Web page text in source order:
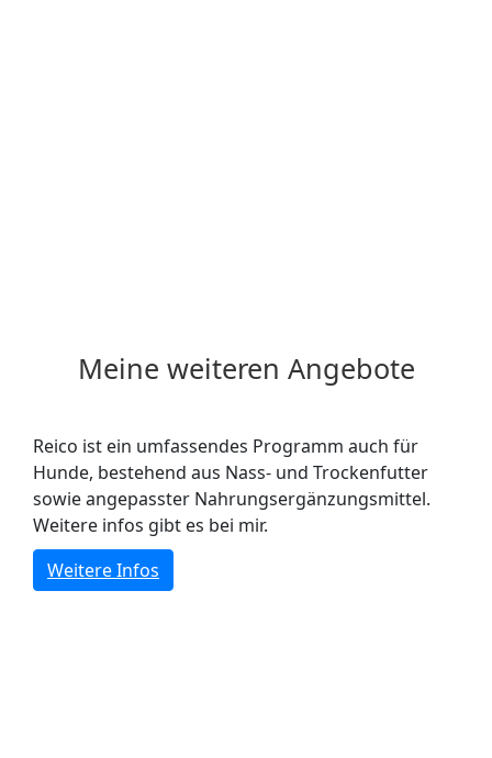
Meine weiteren Angebote
Reico ist ein umfassendes Programm auch für
Hunde, bestehend aus Nass- und Trockenfutter
sowie angepasster Nahrungsergänzungsmittel.
Weitere infos gibt es bei mir.
Weitere Infos